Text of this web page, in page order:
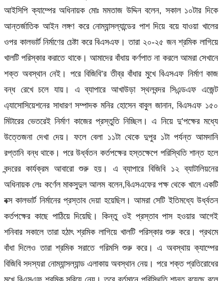
আইসিপি ক্যাম্পের অধিনায়ক মোঃ মমতাজ উদ্দিন বলেন, সকাল ১০টার দিকে
আন্তর্জাতিক আইন লঙ্গণ করে নোম্যান্সল্যান্ডের পাশ দিয়ে বয়ে যাওয়া খালের
ওপর কালভার্ট নির্মাণের চেষ্টা করে বিএসএফ। তারা ২০-২৫ জন শ্রমিক লাগিয়ে
খালটি পরিস্কার করাতে থাকে। আমাদের বাঁধায় কর্ণপাত না করলে আমরা সেখানে
শক্ত অবস্থান নেই। পরে বিজিবি’র তীব্র বাঁধার মুখে বিএসএফ নির্মাণ কাজ
বন্ধ রেখে চলে যায়। এ ব্যাপারে আখাউড়া স্থলবন্দর সিএন্ডএফ এজেন্ট
এ্যাসোসিয়েশনের সাধারণ সম্পাদক মনির হোসেন বাবুল জানান, বিএসএফ ১৫০
মিটারের ভেতরেই নির্মাণ কাজের প্রস্তুতি নিচ্ছিল। এ নিয়ে দু’পক্ষের মধ্যে
উত্তেজনা দেখা দেয়। ফলে বেলা ১১টা থেকে দুপুর ১টা পর্যন্ত আমদানি
রপ্তানি বন্ধ থাকে। পরে উর্ধ্বতন কর্তপক্ষের হস্তক্ষেপে পরিস্থিতি শান্ত হলে
বন্দরের কার্যক্রম আবারো শুরু হয়। এ ব্যাপারে বিজিবি ১২ ব্যাটালিয়নের
অধিনায়ক লেঃ কর্ণেল মাকসুদুল আলম বলেন,বিএসএফের পক্ষ থেকে খালে একটি
বক্স কালভার্ট নির্মানের প্রস্তাব দেয়া হয়েছিল। আমরা সেটি ইতিমধ্যে উর্ধ্বতন
কর্তপক্ষের কাছে পাঠিয়ে দিয়েছি। কিন্তু ওই প্রস্তাব পাস হওয়ার আগেই
শনিবার সকালে তারা হঠাৎ শ্রমিক লাগিয়ে খালটি পরিস্কার শুরু করে। প্রথমে
বাঁধা দিলেও তারা শ্রমিক সরাতে গরিমসি শুরু করে। এ অবস্থায় ক্যাম্পের
বিজিবি সদস্যরা নোম্যান্সল্যান্ড এলাকায় অবস্থান নেয়। পরে শক্ত প্রতিরোধের